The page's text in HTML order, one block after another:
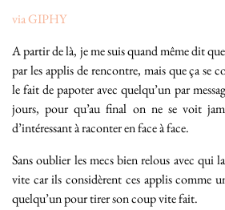
via GIPHY
A partir de là, je me suis quand même dit que
par les applis de rencontre, mais que ça se
le fait de papoter avec quelqu’un par
jours, pour qu’au final on ne se voit
d’intéressant à raconter en face à face.
Sans oublier les mecs bien relous avec qui
vite car ils considèrent ces applis comme
quelqu’un pour tirer son coup vite fait.